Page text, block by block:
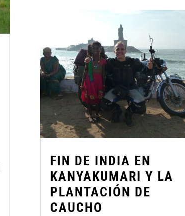
FIN DE INDIA EN
KANYAKUMARI Y LA
PLANTACIÓN DE
CAUCHO